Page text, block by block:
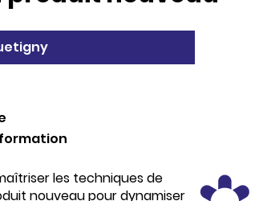
les techniques de
nouveau pour dynamiser